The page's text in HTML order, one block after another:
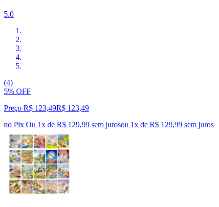
5.0
(4)
5% OFF
Preço R$ 123,49R$ 123,49
no Pix Ou 1x de R$ 129,99 sem jurosou 1x de R$ 129,99 sem juros